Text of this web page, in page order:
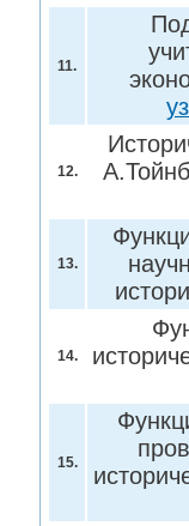
11.
12.
13.
14.
15.